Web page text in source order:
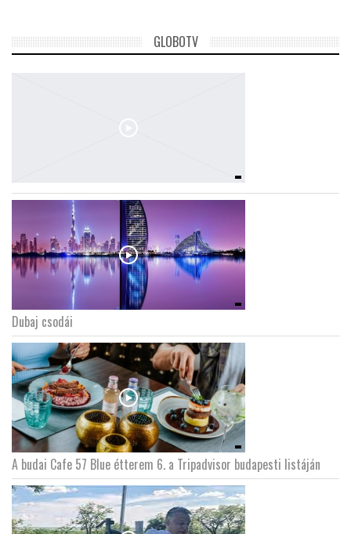
GLOBOTV
Dubaj csodái
A budai Cafe 57 Blue étterem 6. a Tripadvisor budapesti listáján